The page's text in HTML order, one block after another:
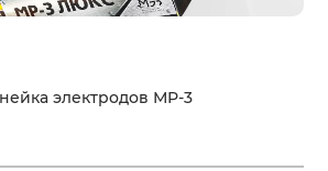
электродов МР-3